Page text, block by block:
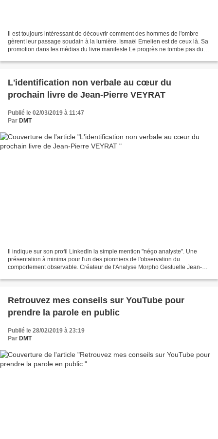
Il est toujours intéressant de découvrir comment des hommes de l'ombre
gèrent leur passage soudain à la lumière. Ismaël Emelien est de ceux là. Sa
promotion dans les médias du livre manifeste Le progrès ne tombe pas du
L'identification non verbale au cœur du
prochain livre de Jean-Pierre VEYRAT
Publié le 02/03/2019 à 11:47
Par DMT
Il indique sur son profil LinkedIn la simple mention "négo analyste". Une
présentation à minima pour l'un des pionniers de l'observation du
comportement observable. Créateur de l'Analyse Morpho Gestuelle Jean-
Retrouvez mes conseils sur YouTube pour
prendre la parole en public
Publié le 28/02/2019 à 23:19
Par DMT